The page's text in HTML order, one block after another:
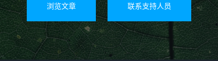
浏览文章 联系支持人员